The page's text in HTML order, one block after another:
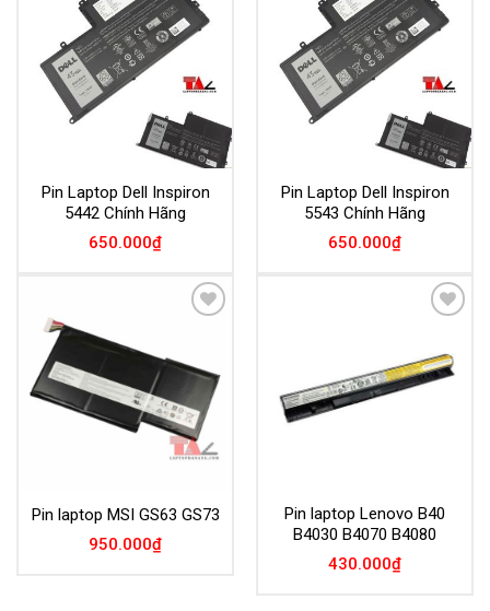
Add to
Wishlist
Pin Laptop Dell Inspiron
5442 Chính Hãng
650.000₫
Add to
Wishlist
Pin Laptop Dell Inspiron
5543 Chính Hãng
650.000₫
Pin laptop MSI GS63 GS73
950.000₫
Pin laptop Lenovo B40
B4030 B4070 B4080
430.000₫